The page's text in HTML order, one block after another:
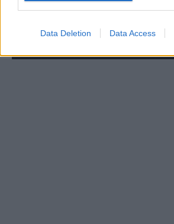
Data Deletion Data Access